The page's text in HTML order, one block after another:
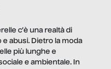
c’è una realtà di
abusi. Dietro la moda
più lunghe e
e ambientale. In